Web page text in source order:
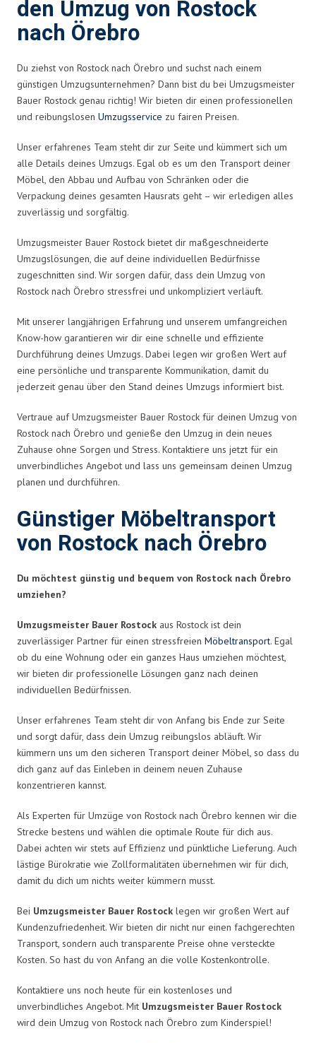
den Umzug von Rostock
nach Örebro
Du ziehst von Rostock nach Örebro und suchst nach einem
günstigen Umzugsunternehmen? Dann bist du bei Umzugsmeister
Bauer Rostock genau richtig! Wir bieten dir einen professionellen
und reibungslosen Umzugsservice zu fairen Preisen.
Unser erfahrenes Team steht dir zur Seite und kümmert sich um
alle Details deines Umzugs. Egal ob es um den Transport deiner
Möbel, den Abbau und Aufbau von Schränken oder die
Verpackung deines gesamten Hausrats geht – wir erledigen alles
zuverlässig und sorgfältig.
Umzugsmeister Bauer Rostock bietet dir maßgeschneiderte
Umzugslösungen, die auf deine individuellen Bedürfnisse
zugeschnitten sind. Wir sorgen dafür, dass dein Umzug von
Rostock nach Örebro stressfrei und unkompliziert verläuft.
Mit unserer langjährigen Erfahrung und unserem umfangreichen
Know-how garantieren wir dir eine schnelle und effiziente
Durchführung deines Umzugs. Dabei legen wir großen Wert auf
eine persönliche und transparente Kommunikation, damit du
jederzeit genau über den Stand deines Umzugs informiert bist.
Vertraue auf Umzugsmeister Bauer Rostock für deinen Umzug von
Rostock nach Örebro und genieße den Umzug in dein neues
Zuhause ohne Sorgen und Stress. Kontaktiere uns jetzt für ein
unverbindliches Angebot und lass uns gemeinsam deinen Umzug
planen und durchführen.
Günstiger Möbeltransport
von Rostock nach Örebro
Du möchtest günstig und bequem von Rostock nach Örebro
umziehen?
Umzugsmeister Bauer Rostock aus Rostock ist dein
zuverlässiger Partner für einen stressfreien Möbeltransport. Egal
ob du eine Wohnung oder ein ganzes Haus umziehen möchtest,
wir bieten dir professionelle Lösungen ganz nach deinen
individuellen Bedürfnissen.
Unser erfahrenes Team steht dir von Anfang bis Ende zur Seite
und sorgt dafür, dass dein Umzug reibungslos abläuft. Wir
kümmern uns um den sicheren Transport deiner Möbel, so dass du
dich ganz auf das Einleben in deinem neuen Zuhause
konzentrieren kannst.
Als Experten für Umzüge von Rostock nach Örebro kennen wir die
Strecke bestens und wählen die optimale Route für dich aus.
Dabei achten wir stets auf Effizienz und pünktliche Lieferung. Auch
lästige Bürokratie wie Zollformalitäten übernehmen wir für dich,
damit du dich um nichts weiter kümmern musst.
Bei Umzugsmeister Bauer Rostock legen wir großen Wert auf
Kundenzufriedenheit. Wir bieten dir nicht nur einen fachgerechten
Transport, sondern auch transparente Preise ohne versteckte
Kosten. So hast du von Anfang an die volle Kostenkontrolle.
Kontaktiere uns noch heute für ein kostenloses und
unverbindliches Angebot. Mit Umzugsmeister Bauer Rostock
wird dein Umzug von Rostock nach Örebro zum Kinderspiel!